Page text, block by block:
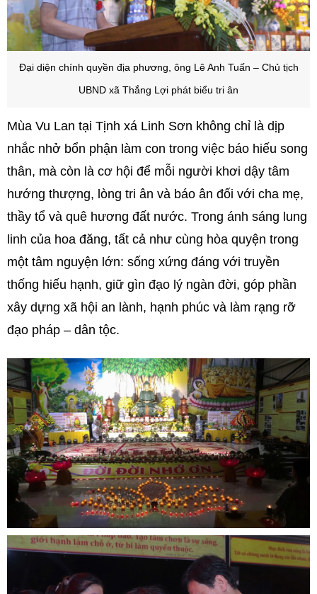
Đại diện chính quyền địa phương, ông Lê Anh Tuấn – Chủ tịch
UBND xã Thắng Lợi phát biểu tri ân
Mùa Vu Lan tại Tịnh xá Linh Sơn không chỉ là dịp
nhắc nhở bổn phận làm con trong việc báo hiếu song
thân, mà còn là cơ hội để mỗi người khơi dậy tâm
hướng thượng, lòng tri ân và báo ân đối với cha mẹ,
thầy tổ và quê hương đất nước. Trong ánh sáng lung
linh của hoa đăng, tất cả như cùng hòa quyện trong
một tâm nguyện lớn: sống xứng đáng với truyền
thống hiếu hạnh, giữ gìn đạo lý ngàn đời, góp phần
xây dựng xã hội an lành, hạnh phúc và làm rạng rỡ
đạo pháp – dân tộc.